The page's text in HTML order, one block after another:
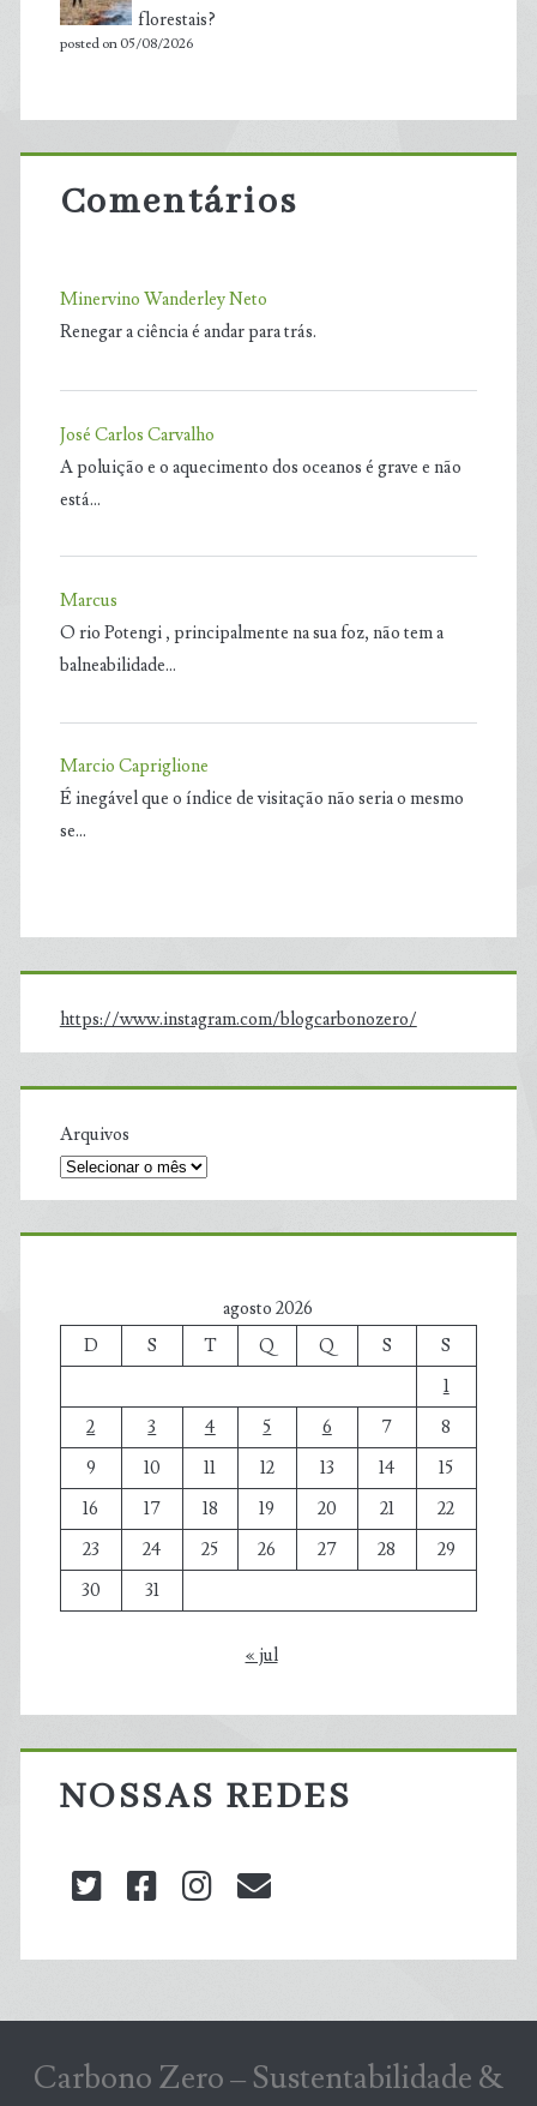
florestais?
posted on 05/08/2026
Comentários
Minervino Wanderley Neto
Renegar a ciência é andar para trás.
José Carlos Carvalho
A poluição e o aquecimento dos oceanos é grave e não
está…
Marcus
O rio Potengi , principalmente na sua foz, não tem a
balneabilidade…
Marcio Capriglione
É inegável que o índice de visitação não seria o mesmo
se…
https://www.instagram.com/blogcarbonozero/
Arquivos
agosto 2026
D
S T Q Q S
S
1
2
3 4 5 6 7
8
9
10 11 12 13 14
15
16
17 18 19 20 21
22
23
24 25 26 27 28
29
30
31
« jul
NOSSAS REDES
twitterfacebookinstagram
Carbono Zero – Sustentabilidade &